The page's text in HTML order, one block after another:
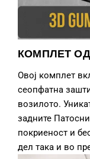
КОМПЛЕТ
Овој комплет
сеопфатна
возилото.
задните
покриеност и
дел така и во